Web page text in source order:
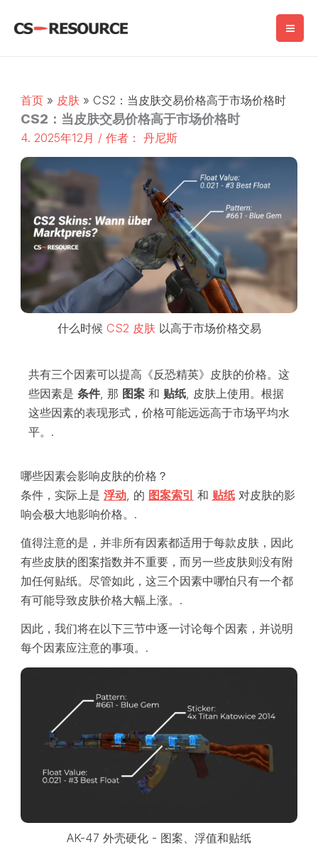
首页 皮肤 CS2：当皮肤交易价格高于市场价格时
CS2：当皮肤交易价格高于市场价格时
4. 2025年12月 / 作者： 丹尼斯
什么时候 CS2 皮肤以高于市场价格交易
共有三个因素可以提高《反恐精英》皮肤的价格。这
些因素是 条件, 那 图案和 贴纸, 皮肤上使用。根据
这些因素的表现形式，价格可能远远高于市场平均水
平。.
哪些因素会影响皮肤的价格？
条件，实际上是 浮动, 的 图案索引 和 贴纸对皮肤的影
响会极大地影响价格。.
值得注意的是，并非所有因素都适用于每款皮肤，因此
有些皮肤的图案指数并不重要，而另一些皮肤则没有附
加任何贴纸。尽管如此，这三个因素中哪怕只有一个都
有可能导致皮肤价格大幅上涨。.
因此，我们将在以下三节中逐一讨论每个因素，并说明
每个因素应注意的事项。.
AK-47 外壳硬化 - 图案、浮值和贴纸